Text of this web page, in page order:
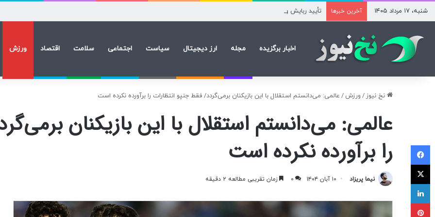
شنبه، ۱۷ مرداد ۱۴۰۵ آخرین خبرها تأیید ربایش و قتل حمیدرضا رجب‌زاده
اخبار برگزیده مجله ارز دیجیتال سیاست اجتماعی سلامت اقتصاد ورزش
نخ نیوز / ورزش / عالمی: می‌دانستم استقلال با این بازیکنان برمی‌گردد/ فقط جنپو انتظارات را برآورده نکرده است
عالمی: می‌دانستم استقلال با این بازیکنان
را برآورده نکرده است
نیما پریزاد ۱۰ آبان ۱۴۰۴ ۰ زمان تقریبی مطالعه ۲ دقیقه
لینکداین
پینتریست